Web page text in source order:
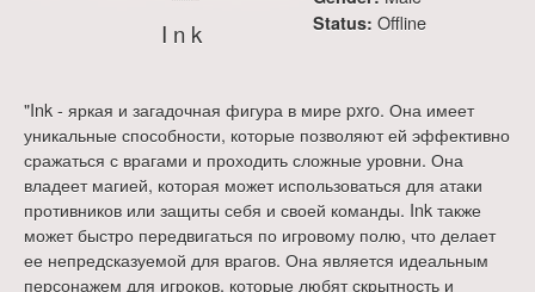
I n k Status: Offline
"Ink - яркая и загадочная фигура в мире pxro. Она имеет
уникальные способности, которые позволяют ей эффективно
сражаться с врагами и проходить сложные уровни. Она
владеет магией, которая может использоваться для атаки
противников или защиты себя и своей команды. Ink также
может быстро передвигаться по игровому полю, что делает
ее непредсказуемой для врагов. Она является идеальным
персонажем для игроков, которые любят скрытность и